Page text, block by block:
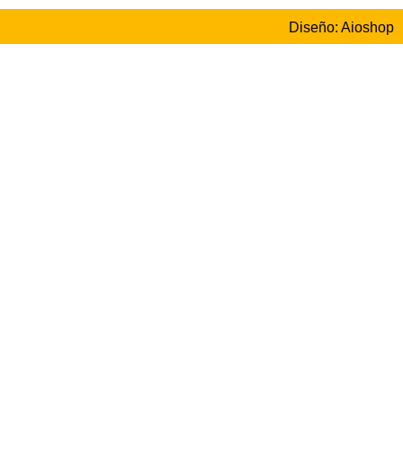
Diseño: Aioshop